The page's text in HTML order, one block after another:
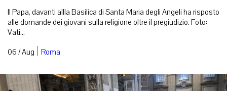
Il Papa, davanti allla Basilica di Santa Maria degli Angeli ha risposto
alle domande dei giovani sulla religione oltre il pregiudizio. Foto:
Vati...
06 / Aug | Roma